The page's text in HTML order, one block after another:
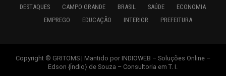
DESTAQUES CAMPO GRANDE BRASIL SAÚDE
ECONOMIA
EMPREGO
EDUCAÇÃO INTERIOR PREFEITURA
Copyright © GRITOMS | Mantido por INDIOWEB – Soluções Online –
Edson {Índio} de Souza – Consultoria em T. I.